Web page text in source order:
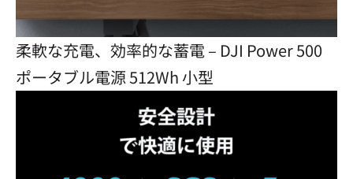
柔軟な充電、効率的な蓄電 – DJI Power 500
ポータブル電源 512Wh 小型